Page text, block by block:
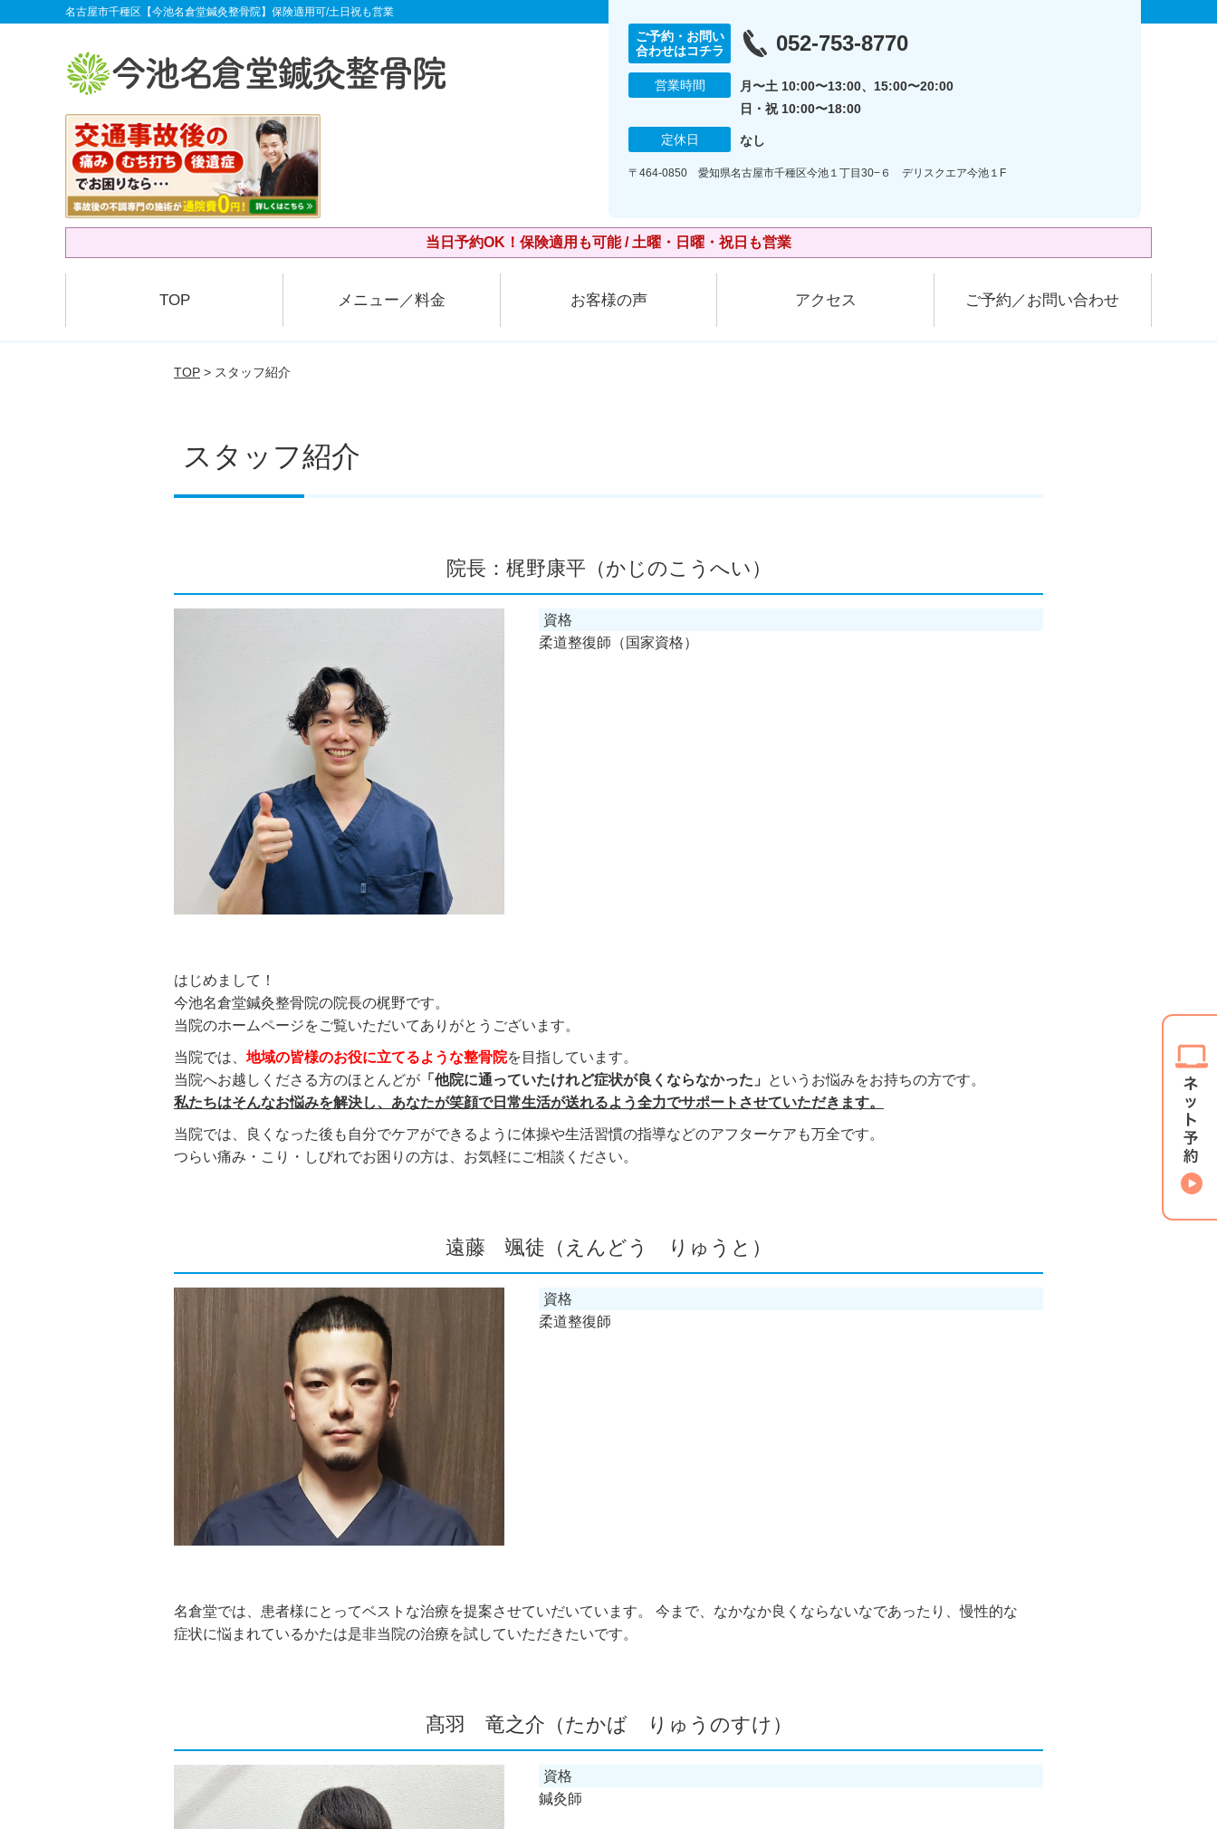
名古屋市千種区【今池名倉堂鍼灸整骨院】保険適用可/土日祝も営業
ご予約・お問い
合わせはコチラ
052-753-8770
営業時間
月〜土 10:00〜13:00、15:00〜20:00
日・祝 10:00〜18:00
定休日 なし
〒464-0850 愛知県名古屋市千種区今池１丁目30−６ デリスクエア今池１F
当日予約OK！保険適用も可能 / 土曜・日曜・祝日も営業
TOP メニュー／料金 お客様の声 アクセス ご予約／お問い合わせ
TOP > スタッフ紹介
スタッフ紹介
院長：梶野康平（かじのこうへい）
資格
柔道整復師（国家資格）
はじめまして！
今池名倉堂鍼灸整骨院の院長の梶野です。
当院のホームページをご覧いただいてありがとうございます。
当院では、 地域の皆様のお役に立てるような整骨院を目指しています。
当院へお越しくださる方のほとんどが 「他院に通っていたけれど症状が良くならなかった」
というお悩みをお持ちの方です。
私たちはそんなお悩みを解決し、あなたが笑顔で日常生活が送れるよう全力でサポートさせていただきます。
当院では、良くなった後も自分でケアができるように体操や生活習慣の指導などのアフターケアも万全です。
つらい痛み・こり・しびれでお困りの方は、お気軽にご相談ください。
遠藤 颯徒（えんどう りゅうと）
資格
柔道整復師
名倉堂では、患者様にとってベストな治療を提案させていだいています。 今まで、なかなか良くならないなであったり、慢性的な
症状に悩まれているかたは是非当院の治療を試していただきたいです。
髙羽 竜之介（たかば りゅうのすけ）
資格
鍼灸師